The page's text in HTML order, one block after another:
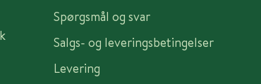
Spørgsmål og svar
Salgs- og leveringsbetingelser
Levering